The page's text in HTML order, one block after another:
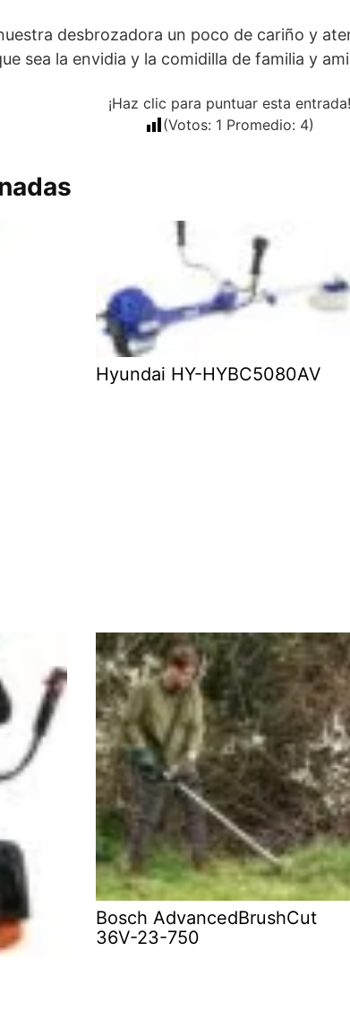
desbrozadora un poco de cariño y
sea la envidia y la comidilla de familia y
¡Haz clic para puntuar esta entrada!
(Votos: 1 Promedio: 4)
Hyundai HY-HYBC5080AV
Bosch AdvancedBrushCut
36V-23-750